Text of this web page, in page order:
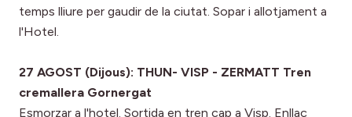
temps lliure per gaudir de la ciutat. Sopar i allotjament a
l'Hotel.
27 AGOST (Dijous): THUN- VISP - ZERMATT Tren
cremallera Gornergat
Esmorzar a l'hotel. Sortida en tren cap a Visp. Enllaç